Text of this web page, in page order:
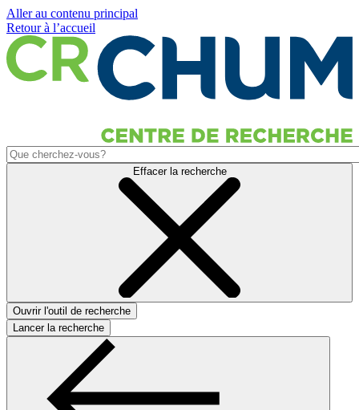
Aller au contenu principal
Retour à l’accueil
Effacer la recherche
Ouvrir l'outil de recherche
Lancer la recherche